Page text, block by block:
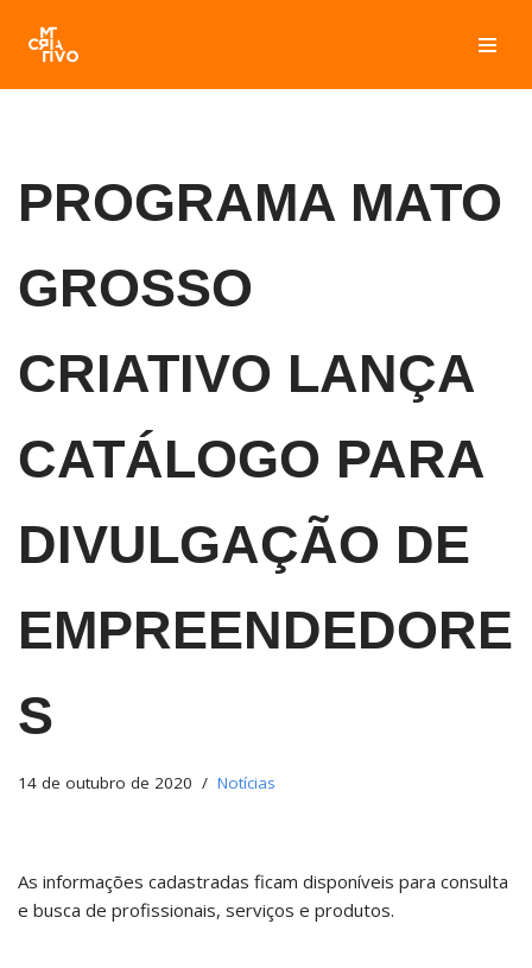
Pular
para
PROGRAMA MATO
GROSSO
CRIATIVO LANÇA
CATÁLOGO PARA
DIVULGAÇÃO DE
EMPREENDEDORE
S
14 de outubro de 2020 Notícias
As informações cadastradas ficam disponíveis para consulta
e busca de profissionais, serviços e produtos.